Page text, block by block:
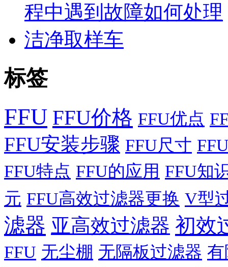
程中遇到故障如何处理
洁净取样车
标签
FFU FFU价格 FFU优点
FFU安装步骤 FFU尺寸
FFU特点 FFU的应用 FFU知
元 FFU高效过滤器更换 V型
滤器 亚高效过滤器 初效
FFU 无尘棚 无隔板过滤器